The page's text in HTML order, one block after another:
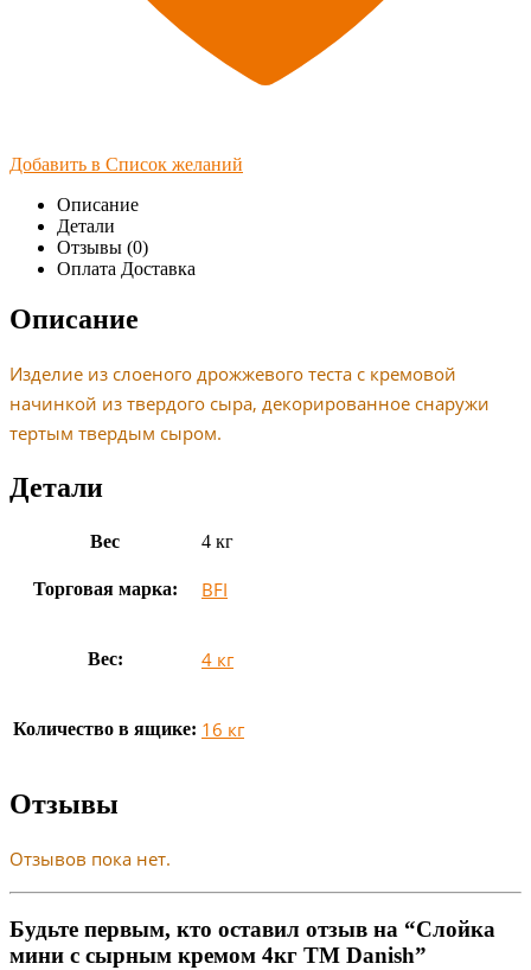
Добавить в Список желаний
Описание
Детали
Отзывы (0)
Оплата Доставка
Описание
Изделие из слоеного дрожжевого теста с кремовой
начинкой из твердого сыра, декорированное снаружи
тертым твердым сыром.
Детали
Вес 4 кг
Торговая марка: BFI
Вес: 4 кг
Количество в ящике: 16 кг
Отзывы
Отзывов пока нет.
Будьте первым, кто оставил отзыв на “Слойка
мини с сырным кремом 4кг ТМ Danish”